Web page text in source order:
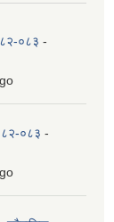
०८३ -
०८३ -